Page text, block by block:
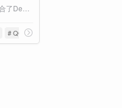
# QQ浏览器DeepSeek